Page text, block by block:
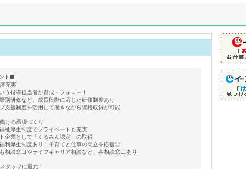
ト■
充実
う指導担当者が育成・フォロー！
別研修など、成長段階に応じた研修制度あり
支援制度を活用して働きながら資格取得が可能
ける環境づくり
祉厚生制度でプライベートも充実
企業として「くるみん認定」の取得
利厚生制度あり！子育てと仕事の両立を応援◎
相談窓口やライフキャリア相談など、各相談窓口あり
タッフに還元！